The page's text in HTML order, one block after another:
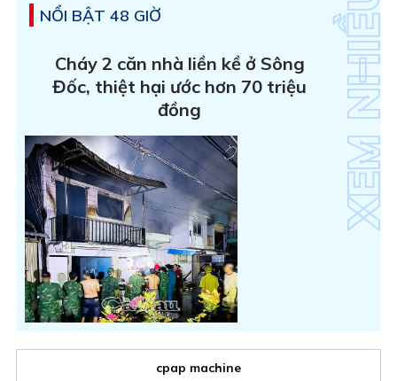
NỔI BẬT 48 GIỜ
Cháy 2 căn nhà liền kề ở Sông
Đốc, thiệt hại ước hơn 70 triệu
đồng
cpap machine